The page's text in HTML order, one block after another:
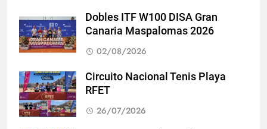
Dobles ITF W100 DISA Gran
Canaria Maspalomas 2026
02/08/2026
Circuito Nacional Tenis Playa
RFET
26/07/2026